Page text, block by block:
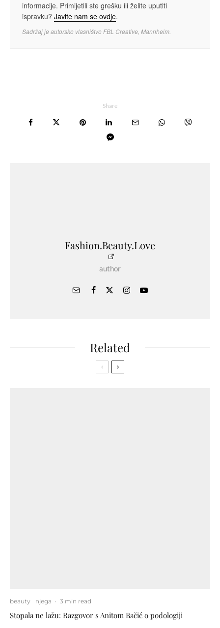
informacije. Primijetili ste grešku ili želite uputiti
ispravku? Javite nam se ovdje.
Sadržaj je autorsko vlasništvo FBL Creative, Mannheim.
Share
Fashion.Beauty.Love
author
Related
beauty njega · 3 min read
Stopala ne lažu: Razgovor s Anitom Bačić o podologiji